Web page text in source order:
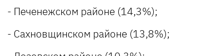
- Печенежском районе (14,3%);
- Сахновщинском районе (13,8%);